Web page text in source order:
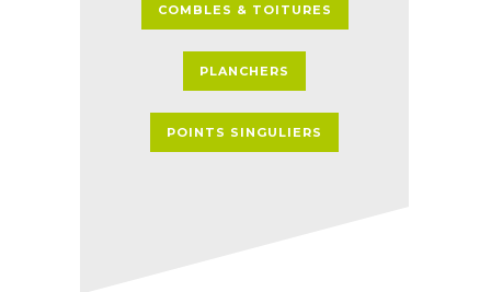
COMBLES & TOITURES
PLANCHERS
POINTS SINGULIERS